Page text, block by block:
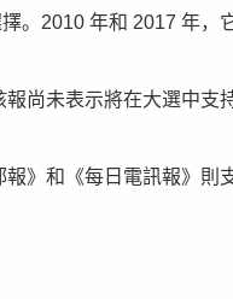
。2010 年和 2017 年，
尚未表示將在大選中
》和《每日電訊報》則